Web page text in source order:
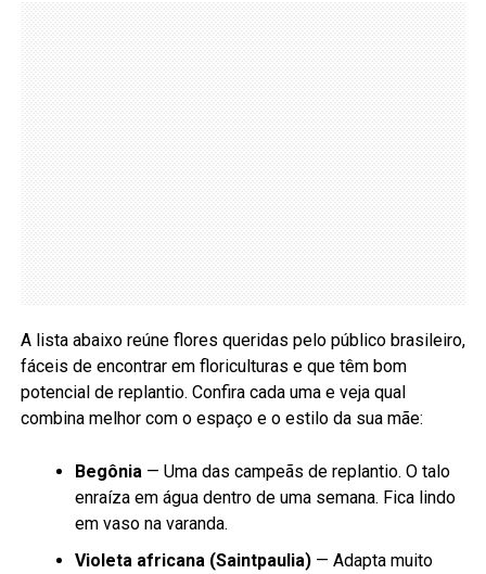
A lista abaixo reúne flores queridas pelo público brasileiro,
fáceis de encontrar em floriculturas e que têm bom
potencial de replantio. Confira cada uma e veja qual
combina melhor com o espaço e o estilo da sua mãe:
Begônia— Uma das campeãs de replantio. O talo
enraíza em água dentro de uma semana. Fica lindo
em vaso na varanda.
Violeta africana (Saintpaulia)— Adapta muito